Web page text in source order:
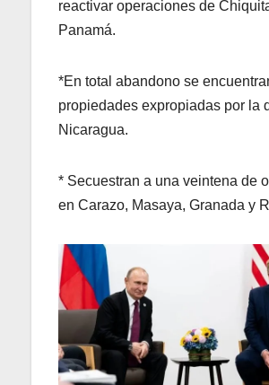
reactivar operaciones de
Panamá.
*En total abandono se
propiedades expropiadas por la
Nicaragua.
* Secuestran a una veintena de
en Carazo, Masaya, Granada y